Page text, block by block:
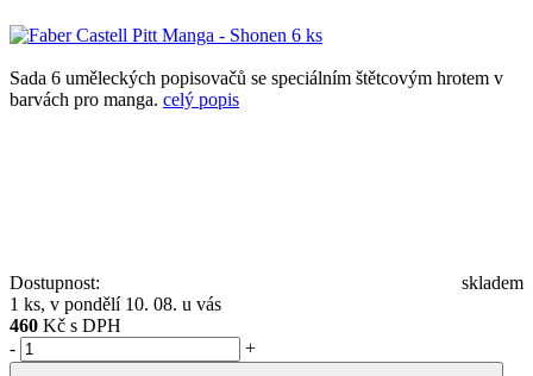
Sada 6 uměleckých popisovačů se speciálním štětcovým hrotem v
barvách pro manga. celý popis
Dostupnost:
skladem
1 ks, v pondělí 10. 08. u vás
460 Kč s DPH
-
+